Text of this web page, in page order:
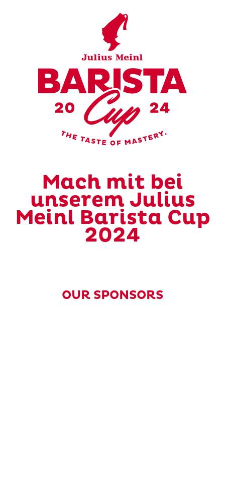
Mach mit bei
unserem Julius
Meinl Barista Cup
2024
OUR SPONSORS